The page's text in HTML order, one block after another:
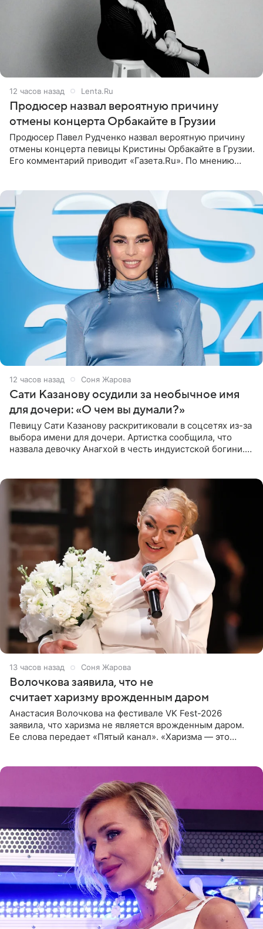
12 часов назад Lenta.Ru
Продюсер назвал вероятную причину
отмены концерта Орбакайте в Грузии
Продюсер Павел Рудченко назвал вероятную причину
отмены концерта певицы Кристины Орбакайте в Грузии.
Его комментарий приводит «Газета.Ru». По мнению
12 часов назад Соня Жарова
Сати Казанову осудили за необычное имя
для дочери: «О чем вы думали?»
Певицу Сати Казанову раскритиковали в соцсетях из-за
выбора имени для дочери. Артистка сообщила, что
назвала девочку Анагхой в честь индуистской богини.
13 часов назад Соня Жарова
Волочкова заявила, что не
считает харизму врожденным даром
Анастасия Волочкова на фестивале VK Fest-2026
заявила, что харизма не является врожденным даром.
Ее слова передает «Пятый канал». «Харизма — это